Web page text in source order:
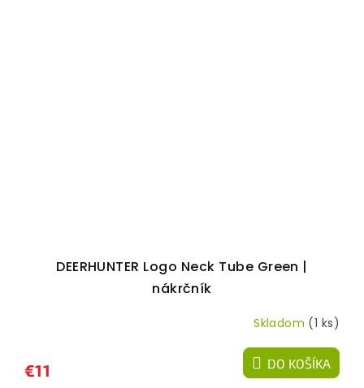
DEERHUNTER Logo Neck Tube Green |
nákrčník
Skladom (1 ks)
€11 DO KOŠÍKA